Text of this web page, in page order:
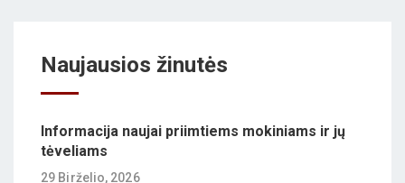
Naujausios žinutės
Informacija naujai priimtiems mokiniams ir jų
tėveliams
29 Birželio, 2026